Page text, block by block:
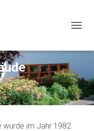
V
A
T
I
O
wurde im Jahr 1982